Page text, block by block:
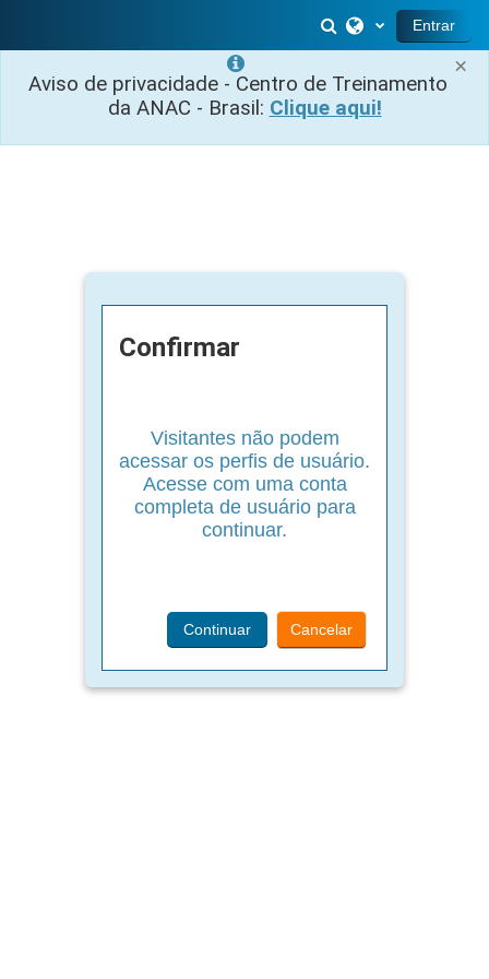
×
Aviso de privacidade - Centro de Treinamento
da ANAC - Brasil: Clique aqui!
Alternar entrada
Entrar
Confirmar
Visitantes não podem
acessar os perfis de usuário.
Acesse com uma conta
completa de usuário para
continuar.
Continuar Cancelar